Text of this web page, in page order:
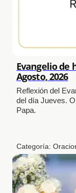
Evangelio de
Agosto, 2026
Reflexión del
del día Jueves.
Papa.
Categoría: